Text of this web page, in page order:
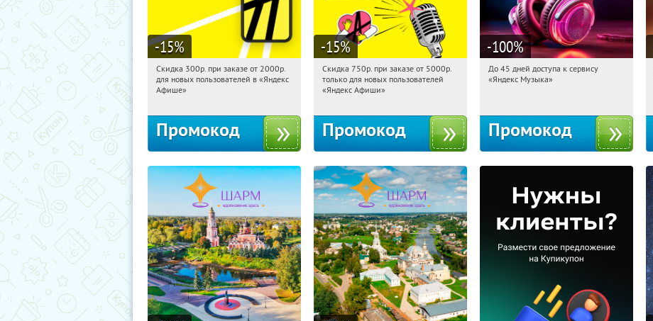
-15%
11:07:56 Получили:65
Россия
Скидка 300р. при заказе от 2000р.
для новых пользователей в «Яндекс
Афише»
Промокод
-15%
11:07:56 Получили:114
Россия
Скидка 750р. при заказе от 5000р.
только для новых пользователей
«Яндекс Афиши»
Промокод
-100%
11:07:56 Получили:
До 45 дней доступа к сервису
«Яндекс Музыка»
Промокод